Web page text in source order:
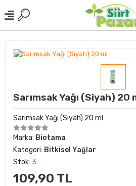
Sarımsak Yağı (Siyah) 20
Sarımsak Yağı (Siyah) 20 ml
Marka: Biotama
Kategori: Bitkisel Yağlar
Stok: 3
109,90 TL